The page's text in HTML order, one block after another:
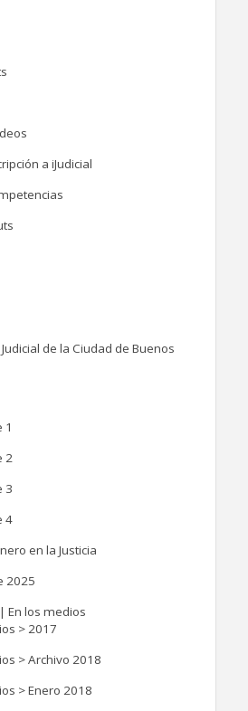
a iJudicial
de la Ciudad de Buenos
1
2
3
4
en la Justicia
2025
En los medios
> 2017
> Archivo 2018
> Enero 2018